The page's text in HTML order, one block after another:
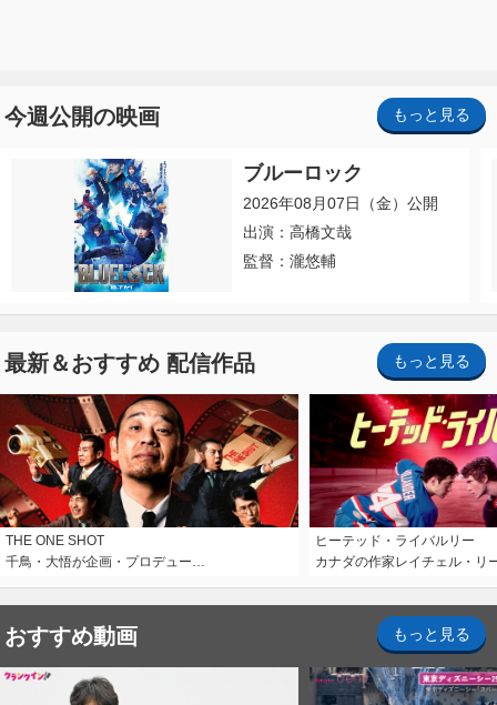
今週公開の映画 もっと見る
ブルーロック
2026年08月07日（金）公開
出演：高橋文哉
監督：瀧悠輔
最新＆おすすめ 配信作品 もっと見る
THE ONE SHOT
千鳥・大悟が企画・プロデュー…
ヒーテッド・ライバルリー
カナダの作家レイチェル・リ
おすすめ動画 もっと見る